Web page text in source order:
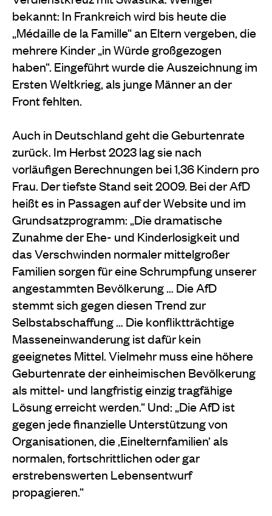
bekannt: In Frankreich wird bis heute die
„Médaille de la Famille“ an Eltern vergeben, die
mehrere Kinder „in Würde großgezogen
haben“. Eingeführt wurde die Auszeichnung im
Ersten Weltkrieg, als junge Männer an der
Front fehlten.
Auch in Deutschland geht die Geburtenrate
zurück. Im Herbst 2023 lag sie nach
vorläufigen Berechnungen bei 1,36 Kindern pro
Frau. Der tiefste Stand seit 2009. Bei der AfD
heißt es in Passagen auf der Website und im
Grundsatzprogramm: „Die dramatische
Zunahme der Ehe- und Kinderlosigkeit und
das Verschwinden normaler mittelgroßer
Familien sorgen für eine Schrumpfung unserer
angestammten Bevölkerung … Die AfD
stemmt sich gegen diesen Trend zur
Selbstabschaffung … Die konfliktträchtige
Masseneinwanderung ist dafür kein
geeignetes Mittel. Vielmehr muss eine höhere
Geburtenrate der einheimischen Bevölkerung
als mittel- und langfristig einzig tragfähige
Lösung erreicht werden.“ Und: „Die AfD ist
gegen jede finanzielle Unterstützung von
Organisationen, die ‚Einelternfamilien‘ als
normalen, fortschrittlichen oder gar
erstrebenswerten Lebensentwurf
propagieren.“